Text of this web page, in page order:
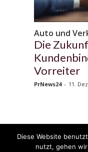
Auto und
Die
Vorreiter
PrNews24 - 11.
© 2020 -
Diese Website
nutzt, gehen